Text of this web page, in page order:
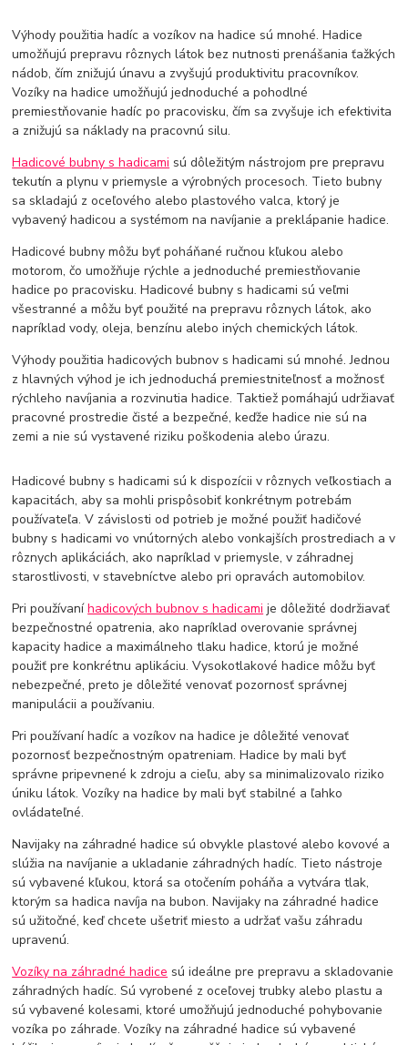
Výhody použitia hadíc a vozíkov na hadice sú mnohé. Hadice
umožňujú prepravu rôznych látok bez nutnosti prenášania ťažkých
nádob, čím znižujú únavu a zvyšujú produktivitu pracovníkov.
Vozíky na hadice umožňujú jednoduché a pohodlné
premiestňovanie hadíc po pracovisku, čím sa zvyšuje ich efektivita
a znižujú sa náklady na pracovnú silu.
Hadicové bubny s hadicami sú dôležitým nástrojom pre prepravu
tekutín a plynu v priemysle a výrobných procesoch. Tieto bubny
sa skladajú z oceľového alebo plastového valca, ktorý je
vybavený hadicou a systémom na navíjanie a preklápanie hadice.
Hadicové bubny môžu byť poháňané ručnou kľukou alebo
motorom, čo umožňuje rýchle a jednoduché premiestňovanie
hadice po pracovisku. Hadicové bubny s hadicami sú veľmi
všestranné a môžu byť použité na prepravu rôznych látok, ako
napríklad vody, oleja, benzínu alebo iných chemických látok.
Výhody použitia hadicových bubnov s hadicami sú mnohé. Jednou
z hlavných výhod je ich jednoduchá premiestniteľnosť a možnosť
rýchleho navíjania a rozvinutia hadice. Taktiež pomáhajú udržiavať
pracovné prostredie čisté a bezpečné, keďže hadice nie sú na
zemi a nie sú vystavené riziku poškodenia alebo úrazu.
Hadicové bubny s hadicami sú k dispozícii v rôznych veľkostiach a
kapacitách, aby sa mohli prispôsobiť konkrétnym potrebám
používateľa. V závislosti od potrieb je možné použiť hadičové
bubny s hadicami vo vnútorných alebo vonkajších prostrediach a v
rôznych aplikáciách, ako napríklad v priemysle, v záhradnej
starostlivosti, v stavebníctve alebo pri opravách automobilov.
Pri používaníhadicových bubnov s hadicami je dôležité dodržiavať
bezpečnostné opatrenia, ako napríklad overovanie správnej
kapacity hadice a maximálneho tlaku hadice, ktorú je možné
použiť pre konkrétnu aplikáciu. Vysokotlakové hadice môžu byť
nebezpečné, preto je dôležité venovať pozornosť správnej
manipulácii a používaniu.
Pri používaní hadíc a vozíkov na hadice je dôležité venovať
pozornosť bezpečnostným opatreniam. Hadice by mali byť
správne pripevnené k zdroju a cieľu, aby sa minimalizovalo riziko
úniku látok. Vozíky na hadice by mali byť stabilné a ľahko
ovládateľné.
Navijaky na záhradné hadice sú obvykle plastové alebo kovové a
slúžia na navíjanie a ukladanie záhradných hadíc. Tieto nástroje
sú vybavené kľukou, ktorá sa otočením poháňa a vytvára tlak,
ktorým sa hadica navíja na bubon. Navijaky na záhradné hadice
sú užitočné, keď chcete ušetriť miesto a udržať vašu záhradu
upravenú.
Vozíky na záhradné hadice sú ideálne pre prepravu a skladovanie
záhradných hadíc. Sú vyrobené z oceľovej trubky alebo plastu a
sú vybavené kolesami, ktoré umožňujú jednoduché pohybovanie
vozíka po záhrade. Vozíky na záhradné hadice sú vybavené